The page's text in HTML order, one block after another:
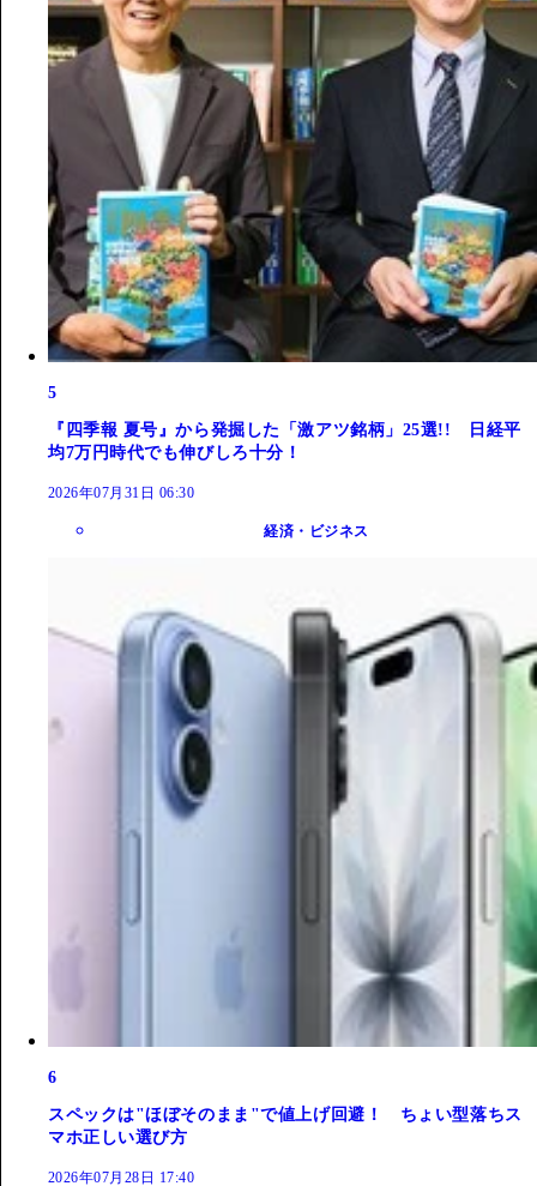
5
『四季報 夏号』から発掘した「激アツ銘柄」25選!! 日経平
均7万円時代でも伸びしろ十分！
2026年07月31日 06:30
経済・ビジネス
6
スペックは"ほぼそのまま"で値上げ回避！ ちょい型落ちス
マホ正しい選び方
2026年07月28日 17:40